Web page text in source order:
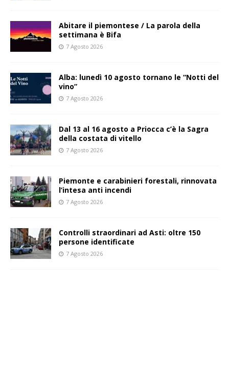
Abitare il piemontese / La parola della
settimana è Bifa
7 Agosto 2026
Alba: lunedì 10 agosto tornano le “Notti del
vino”
7 Agosto 2026
Dal 13 al 16 agosto a Priocca c’è la Sagra
della costata di vitello
7 Agosto 2026
Piemonte e carabinieri forestali, rinnovata
l’intesa anti incendi
7 Agosto 2026
Controlli straordinari ad Asti: oltre 150
persone identificate
7 Agosto 2026